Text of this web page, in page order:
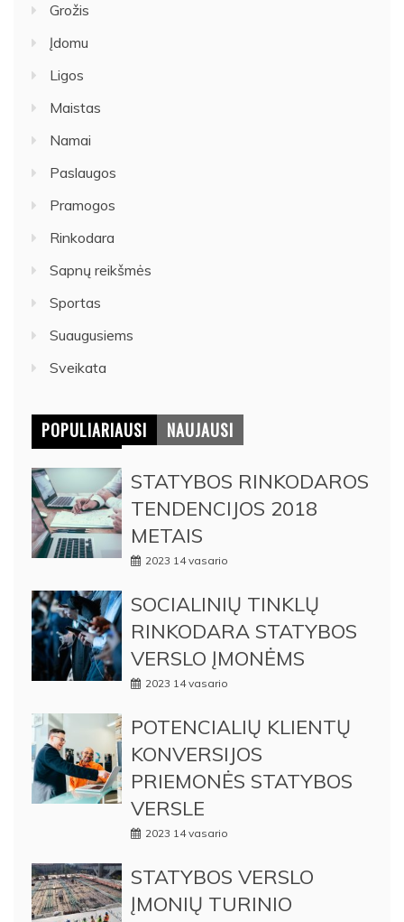
Grožis
Įdomu
Ligos
Maistas
Namai
Paslaugos
Pramogos
Rinkodara
Sapnų reikšmės
Sportas
Suaugusiems
Sveikata
POPULIARIAUSI NAUJAUSI
STATYBOS RINKODAROS
TENDENCIJOS 2018
METAIS
2023 14 vasario
SOCIALINIŲ TINKLŲ
RINKODARA STATYBOS
VERSLO ĮMONĖMS
2023 14 vasario
POTENCIALIŲ KLIENTŲ
KONVERSIJOS
PRIEMONĖS STATYBOS
VERSLE
2023 14 vasario
STATYBOS VERSLO
ĮMONIŲ TURINIO